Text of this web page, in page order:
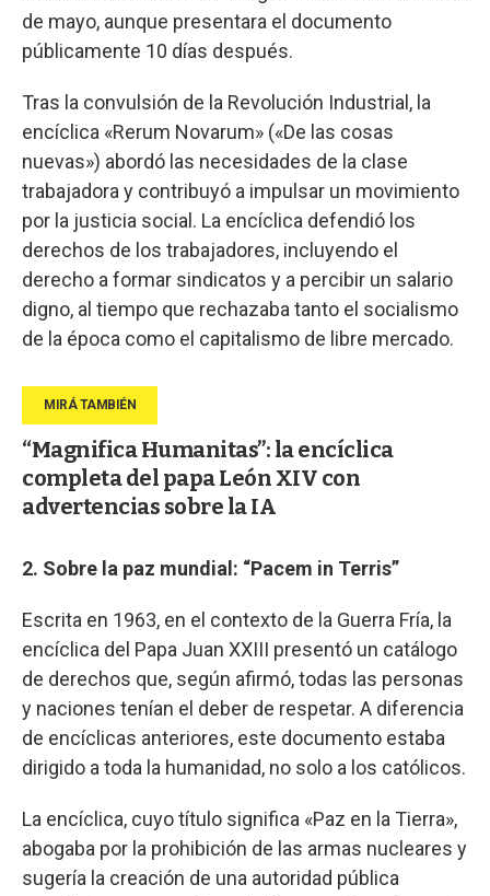
de mayo, aunque presentara el documento
públicamente 10 días después.
Tras la convulsión de la Revolución Industrial, la
encíclica «Rerum Novarum» («De las cosas
nuevas») abordó las necesidades de la clase
trabajadora y contribuyó a impulsar un movimiento
por la justicia social. La encíclica defendió los
derechos de los trabajadores, incluyendo el
derecho a formar sindicatos y a percibir un salario
digno, al tiempo que rechazaba tanto el socialismo
de la época como el capitalismo de libre mercado.
“Magnifica Humanitas”: la encíclica
completa del papa León XIV con
advertencias sobre la IA
2. Sobre la paz mundial: “Pacem in Terris”
Escrita en 1963, en el contexto de la Guerra Fría, la
encíclica del Papa Juan XXIII presentó un catálogo
de derechos que, según afirmó, todas las personas
y naciones tenían el deber de respetar. A diferencia
de encíclicas anteriores, este documento estaba
dirigido a toda la humanidad, no solo a los católicos.
La encíclica, cuyo título significa «Paz en la Tierra»,
abogaba por la prohibición de las armas nucleares y
sugería la creación de una autoridad pública